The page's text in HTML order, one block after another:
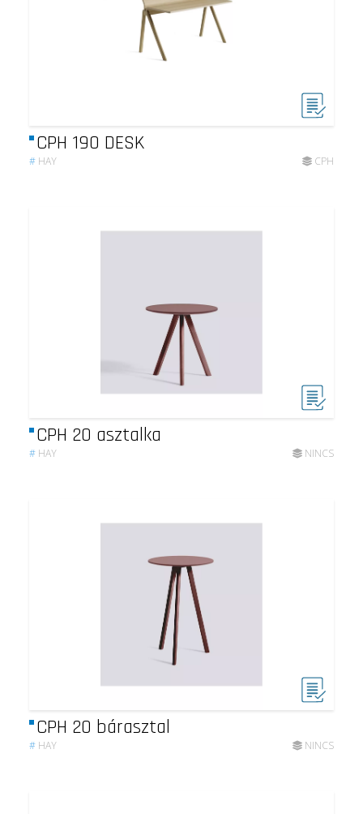
CPH 190 DESK
# HAY CPH
CPH 20 asztalka
# HAY NINCS
CPH 20 bárasztal
# HAY NINCS